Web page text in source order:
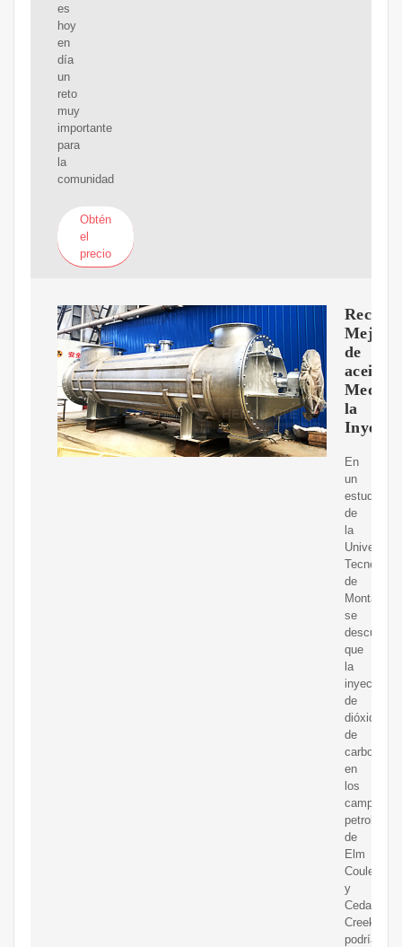
es
hoy
en
día
un
reto
muy
importante
para
la
comunidad
Obtén
el
precio
de
aceite
la
En
un
estudio
de
la
de
Montana
se
descubrió
que
la
inyección
de
dióxido
de
carbono
en
los
campos
petroleros
de
Elm
Coulee
y
Cedar
Creek
podría